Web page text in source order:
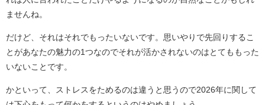
ませんね。
だけど、それはそれでもったいないです。思いやりで先回りするこ
とがあなたの魅力の1つなのでそれが活かされないのはとてももった
いないことです。
かといって、ストレスをためるのは違うと思うので2026年に関して